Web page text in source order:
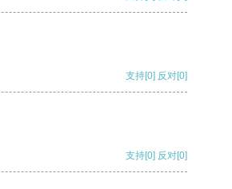
支持[0] 反对[0]
支持[0] 反对[0]